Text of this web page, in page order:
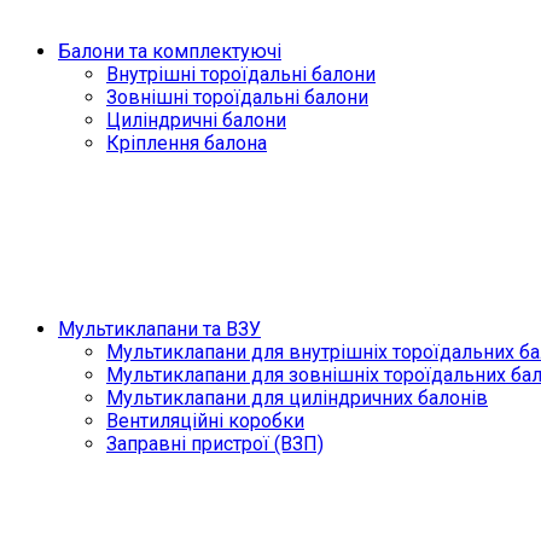
Балони та комплектуючі
Внутрішні тороїдальні балони
Зовнішні тороїдальні балони
Циліндричні балони
Кріплення балона
Мультиклапани та ВЗУ
Мультиклапани для внутрішніх тороїдальних
Мультиклапани для зовнішніх тороїдальних
Мультиклапани для циліндричних балонів
Вентиляційні коробки
Заправні пристрої (ВЗП)